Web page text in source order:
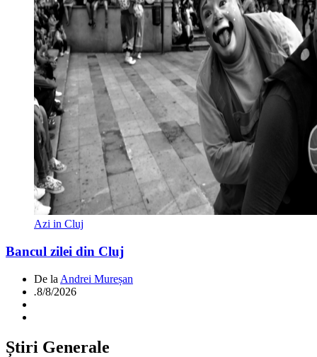
Azi in Cluj
Bancul zilei din Cluj
De la Andrei Mureșan
.8/8/2026
Știri Generale